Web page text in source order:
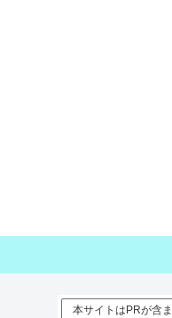
本サイトはPRが含